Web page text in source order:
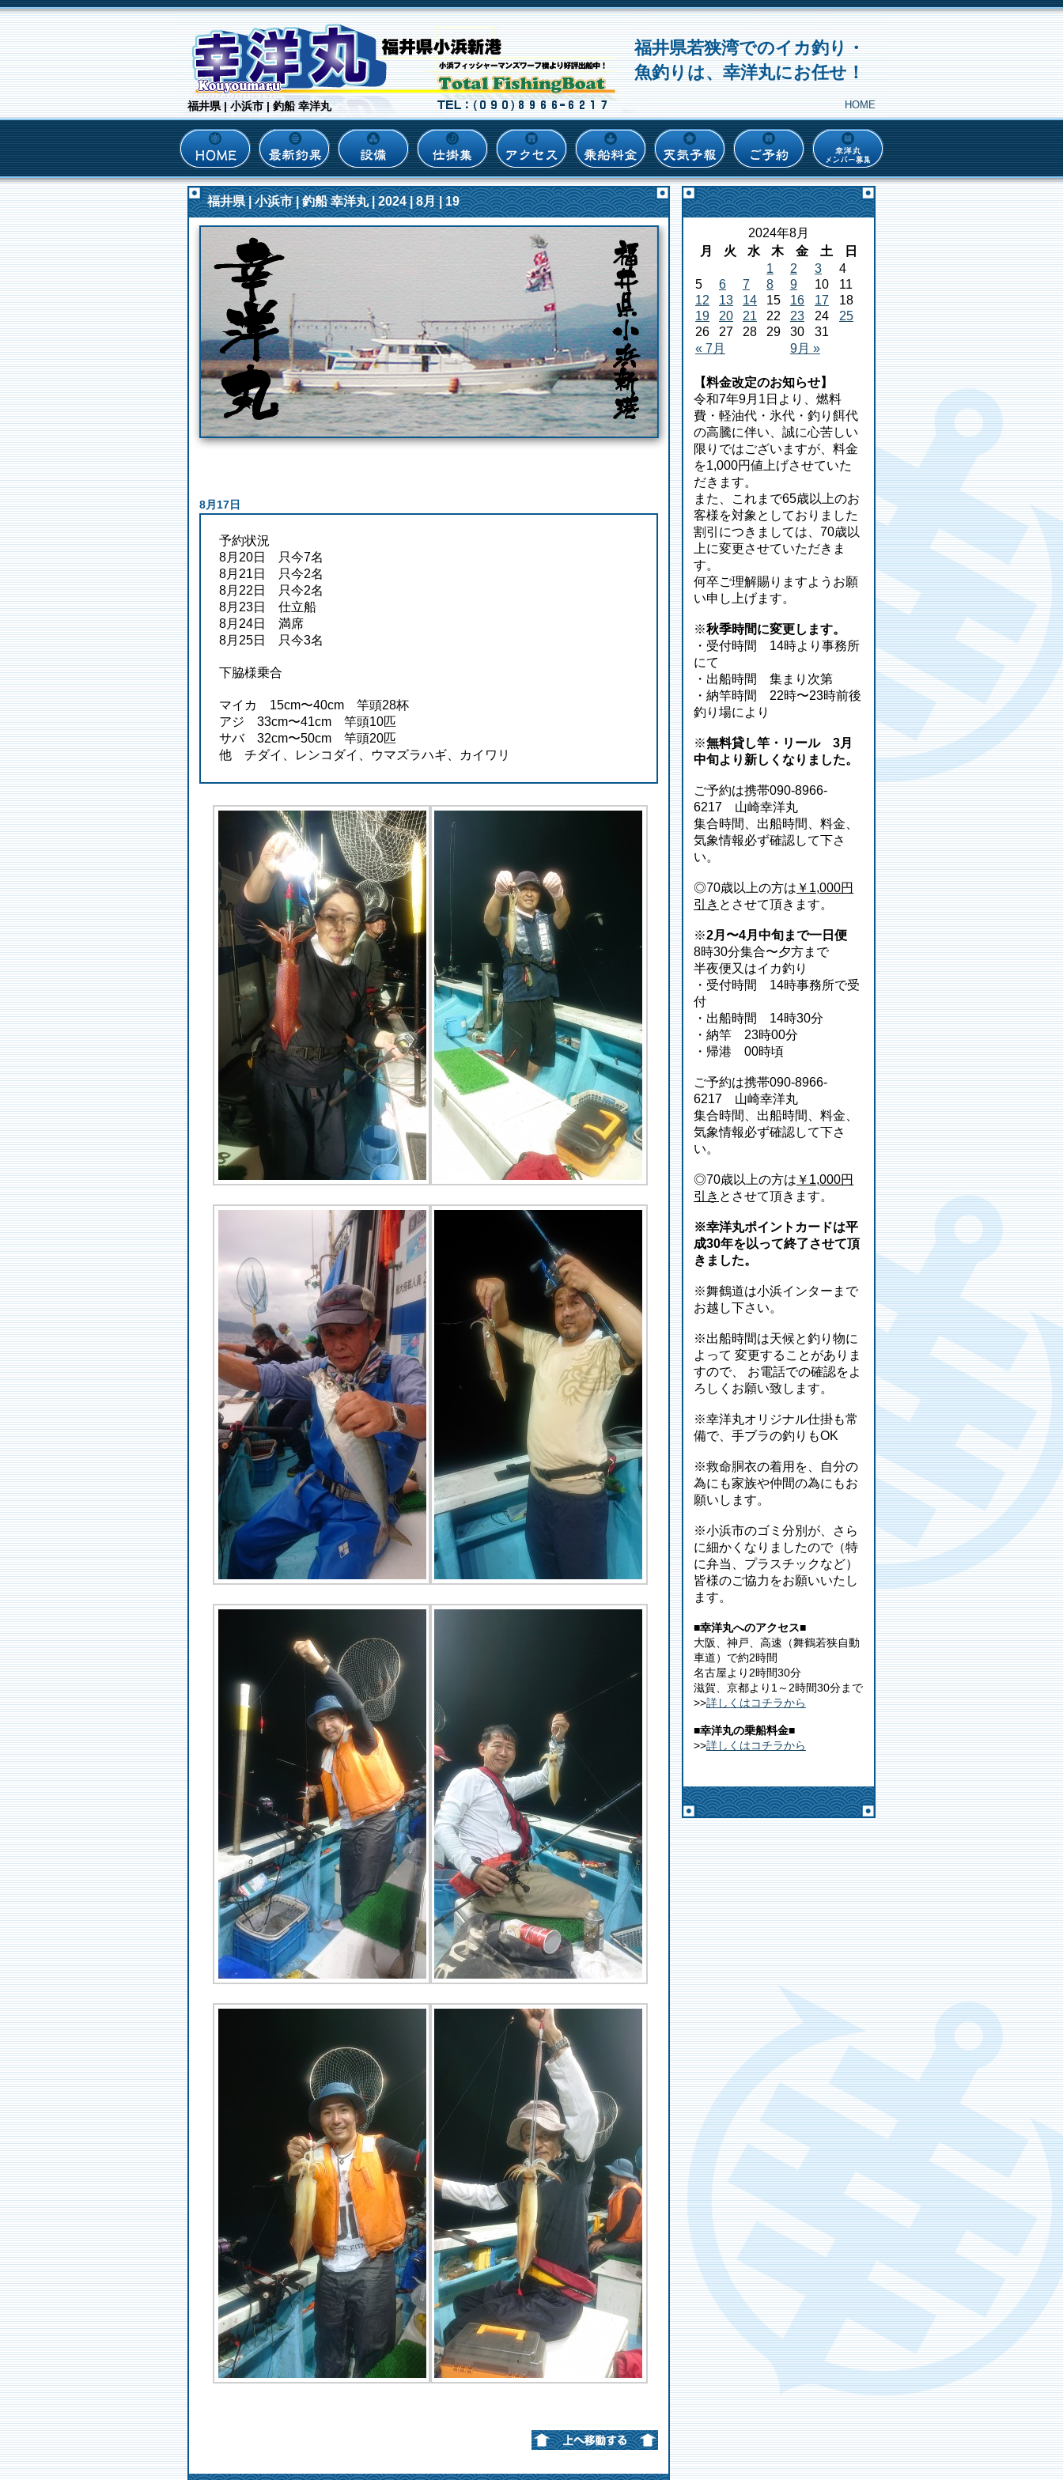
福井県 | 小浜市 | 釣船 幸洋丸
福井県若狭湾でのイカ釣り・
魚釣りは、幸洋丸にお任せ！
HOME
福井県 | 小浜市 | 釣船 幸洋丸 | 2024 | 8月 | 19
8月17日
予約状況
8月20日 只今7名
8月21日 只今2名
8月22日 只今2名
8月23日 仕立船
8月24日 満席
8月25日 只今3名
下脇様乗合
マイカ 15cm〜40cm 竿頭28杯
アジ 33cm〜41cm 竿頭10匹
サバ 32cm〜50cm 竿頭20匹
他 チダイ、レンコダイ、ウマズラハギ、カイワリ
2024年8月
月
火 水 木 金 土 日
« 7月 9月 »
1 2 3
4
5
6 7 8 9 10
11
12
13 14 15 16 17
18
19
20 21 22 23 24
25
26
27 28 29 30 31
【料金改定のお知らせ】
令和7年9月1日より、燃料
費・軽油代・氷代・釣り餌代
の高騰に伴い、誠に心苦しい
限りではございますが、料金
を1,000円値上げさせていた
だきます。
また、これまで65歳以上のお
客様を対象としておりました
割引につきましては、70歳以
上に変更させていただきま
す。
何卒ご理解賜りますようお願
い申し上げます。
※秋季時間に変更します。
・受付時間 14時より事務所
にて
・出船時間 集まり次第
・納竿時間 22時〜23時前後
釣り場により
※無料貸し竿・リール 3月
中旬より新しくなりました。
ご予約は携帯090-8966-
6217 山崎幸洋丸
集合時間、出船時間、料金、
気象情報必ず確認して下さ
い。
◎70歳以上の方は ￥1,000円
引き とさせて頂きます。
※2月〜4月中旬まで一日便
8時30分集合〜夕方まで
半夜便又はイカ釣り
・受付時間 14時事務所で受
付
・出船時間 14時30分
・納竿 23時00分
・帰港 00時頃
ご予約は携帯090-8966-
6217 山崎幸洋丸
集合時間、出船時間、料金、
気象情報必ず確認して下さ
い。
◎70歳以上の方は ￥1,000円
引き とさせて頂きます。
※幸洋丸ポイントカードは平
成30年を以って終了させて頂
きました。
※舞鶴道は小浜インターまで
お越し下さい。
※出船時間は天候と釣り物に
よって 変更することがありま
すので、 お電話での確認をよ
ろしくお願い致します。
※幸洋丸オリジナル仕掛も常
備で、手ブラの釣りもOK
※救命胴衣の着用を、自分の
為にも家族や仲間の為にもお
願いします。
※小浜市のゴミ分別が、さら
に細かくなりましたので（特
に弁当、プラスチックなど）
皆様のご協力をお願いいたし
ます。
■幸洋丸へのアクセス■
大阪、神戸、高速（舞鶴若狭自動
車道）で約2時間
名古屋より2時間30分
滋賀、京都より1～2時間30分まで
>>詳しくはコチラから
■幸洋丸の乗船料金■
>>詳しくはコチラから